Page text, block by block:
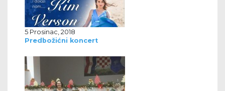
5 Prosinac, 2018
Predbožićni koncert